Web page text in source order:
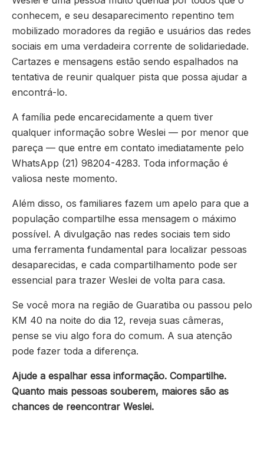
conhecem, e seu desaparecimento repentino tem
mobilizado moradores da região e usuários das redes
sociais em uma verdadeira corrente de solidariedade.
Cartazes e mensagens estão sendo espalhados na
tentativa de reunir qualquer pista que possa ajudar a
encontrá-lo.
A família pede encarecidamente a quem tiver
qualquer informação sobre Weslei — por menor que
pareça — que entre em contato imediatamente pelo
WhatsApp (21) 98204-4283. Toda informação é
valiosa neste momento.
Além disso, os familiares fazem um apelo para que a
população compartilhe essa mensagem o máximo
possível. A divulgação nas redes sociais tem sido
uma ferramenta fundamental para localizar pessoas
desaparecidas, e cada compartilhamento pode ser
essencial para trazer Weslei de volta para casa.
Se você mora na região de Guaratiba ou passou pelo
KM 40 na noite do dia 12, reveja suas câmeras,
pense se viu algo fora do comum. A sua atenção
pode fazer toda a diferença.
Ajude a espalhar essa informação. Compartilhe.
Quanto mais pessoas souberem, maiores são as
chances de reencontrar Weslei.